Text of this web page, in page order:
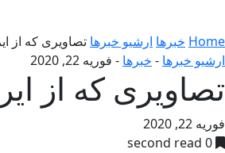
Home خبرها ارشیو خبرها تصاویری که از
ارشیو خبرها - خبرها - فوریه 22, 2020
تصاویری که از
فوریه 22, 2020
0 second read